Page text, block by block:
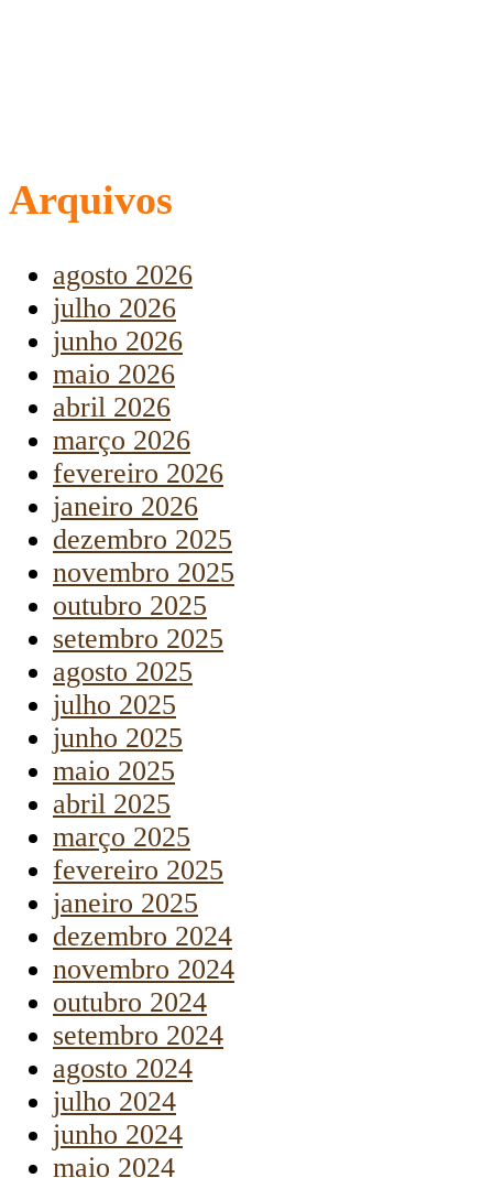
Arquivos
agosto 2026
julho 2026
junho 2026
maio 2026
abril 2026
março 2026
fevereiro 2026
janeiro 2026
dezembro 2025
novembro 2025
outubro 2025
setembro 2025
agosto 2025
julho 2025
junho 2025
maio 2025
abril 2025
março 2025
fevereiro 2025
janeiro 2025
dezembro 2024
novembro 2024
outubro 2024
setembro 2024
agosto 2024
julho 2024
junho 2024
maio 2024